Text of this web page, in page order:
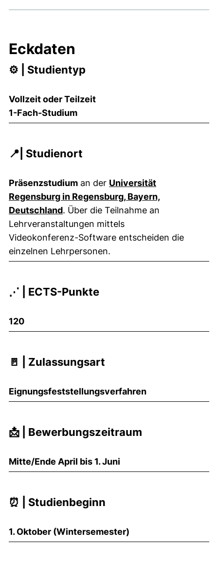
Eckdaten
⚙️ | Studientyp
Vollzeit oder Teilzeit
1-Fach-Studium
📍| Studienort
Präsenzstudium an der Universität
Regensburg in Regensburg, Bayern,
Deutschland. Über die Teilnahme an
Lehrveranstaltungen mittels
Videokonferenz-Software entscheiden die
einzelnen Lehrpersonen.
⋰ | ECTS-Punkte
120
🚪 | Zulassungsart
Eignungsfeststellungsverfahren
📩 | Bewerbungszeitraum
Mitte/Ende April bis 1. Juni
⏰ | Studienbeginn
1. Oktober (Wintersemester)